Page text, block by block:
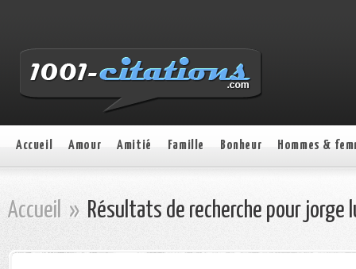
Accueil Amour Amitié Famille Bonheur Hommes &
Accueil » Résultats de recherche pour jorge